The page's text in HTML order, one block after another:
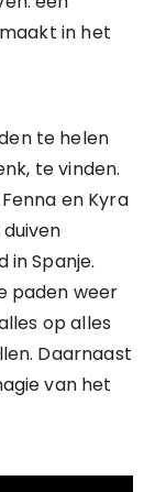
in het
te helen
te vinden.
en Kyra
in Spanje.
paden weer
op alles
Daarnaast
van het